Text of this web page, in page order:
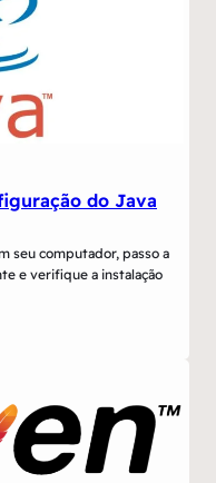
do Java
seu computador, passo a
e verifique a instalação